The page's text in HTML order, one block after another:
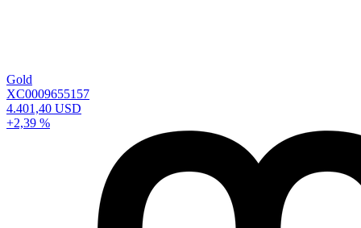
Gold
XC0009655157
4.401,40 USD
+2,39 %